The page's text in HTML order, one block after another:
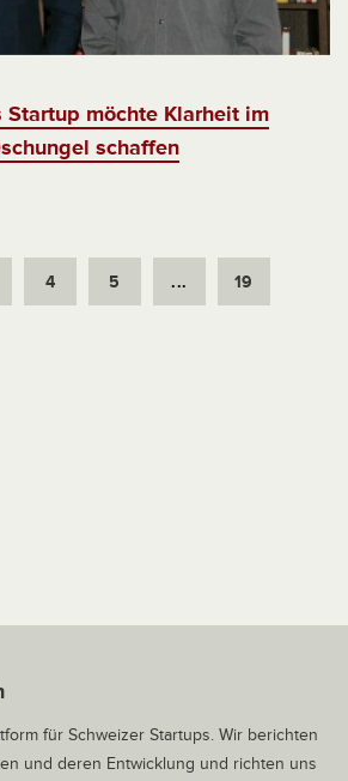
Startup möchte Klarheit im
schaffen
4 5 ... 19
für Schweizer Startups. Wir berichten
und deren Entwicklung und richten uns